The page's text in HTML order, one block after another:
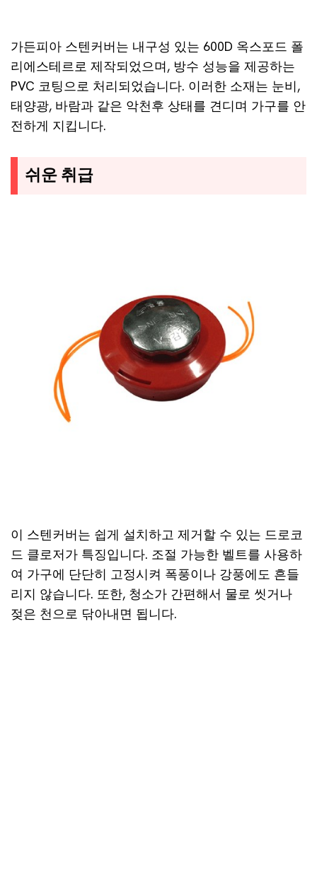
가든피아 스텐커버는 내구성 있는 600D 옥스포드 폴
리에스테르로 제작되었으며, 방수 성능을 제공하는
PVC 코팅으로 처리되었습니다. 이러한 소재는 눈비,
태양광, 바람과 같은 악천후 상태를 견디며 가구를 안
전하게 지킵니다.
쉬운 취급
이 스텐커버는 쉽게 설치하고 제거할 수 있는 드로코
드 클로저가 특징입니다. 조절 가능한 벨트를 사용하
여 가구에 단단히 고정시켜 폭풍이나 강풍에도 흔들
리지 않습니다. 또한, 청소가 간편해서 물로 씻거나
젖은 천으로 닦아내면 됩니다.